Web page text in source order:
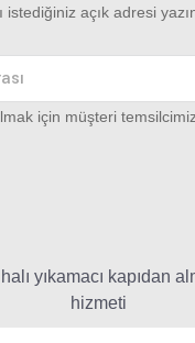
istediğiniz açık adresi
için müşteri